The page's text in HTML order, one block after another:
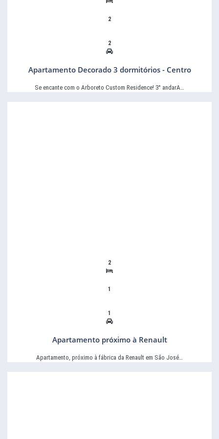
2
2
Apartamento Decorado 3 dormitórios - Centro
Se encante com o Arboreto Custom Residence! 3° andarA…
2
1
1
Apartamento próximo à Renault
Apartamento, próximo à fábrica da Renault em São José…